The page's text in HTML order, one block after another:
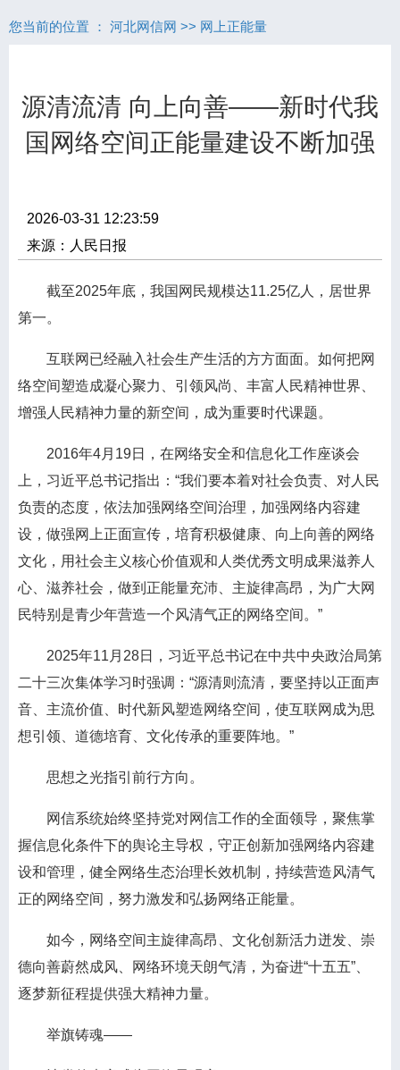
您当前的位置 ： 河北网信网 >> 网上正能量
源清流清 向上向善——新时代我
国网络空间正能量建设不断加强
2026-03-31 12:23:59
来源：人民日报
截至2025年底，我国网民规模达11.25亿人，居世界
第一。
互联网已经融入社会生产生活的方方面面。如何把网
络空间塑造成凝心聚力、引领风尚、丰富人民精神世界、
增强人民精神力量的新空间，成为重要时代课题。
2016年4月19日，在网络安全和信息化工作座谈会
上，习近平总书记指出：“我们要本着对社会负责、对人民
负责的态度，依法加强网络空间治理，加强网络内容建
设，做强网上正面宣传，培育积极健康、向上向善的网络
文化，用社会主义核心价值观和人类优秀文明成果滋养人
心、滋养社会，做到正能量充沛、主旋律高昂，为广大网
民特别是青少年营造一个风清气正的网络空间。”
2025年11月28日，习近平总书记在中共中央政治局第
二十三次集体学习时强调：“源清则流清，要坚持以正面声
音、主流价值、时代新风塑造网络空间，使互联网成为思
想引领、道德培育、文化传承的重要阵地。”
思想之光指引前行方向。
网信系统始终坚持党对网信工作的全面领导，聚焦掌
握信息化条件下的舆论主导权，守正创新加强网络内容建
设和管理，健全网络生态治理长效机制，持续营造风清气
正的网络空间，努力激发和弘扬网络正能量。
如今，网络空间主旋律高昂、文化创新活力迸发、崇
德向善蔚然成风、网络环境天朗气清，为奋进“十五五”、
逐梦新征程提供强大精神力量。
举旗铸魂——